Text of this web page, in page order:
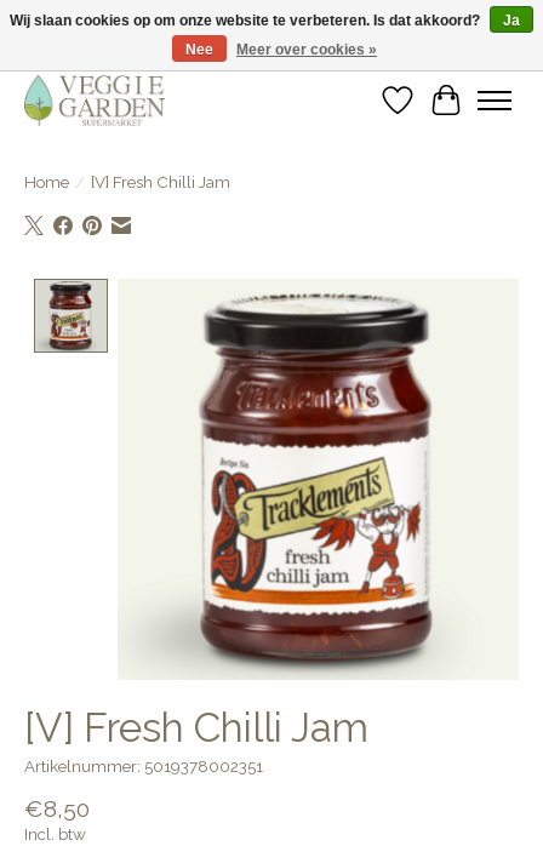
vegan & veggie products | free store pick-up
Verlanglijst
Home / [V] Fresh Chilli Jam
Product image slideshow Items
[V] Fresh Chilli Jam
Artikelnummer: 5019378002351
€8,50
Incl. btw
Wij slaan cookies op om onze website te verbeteren. Is dat akkoord?
Ja
Nee
Meer over cookies »